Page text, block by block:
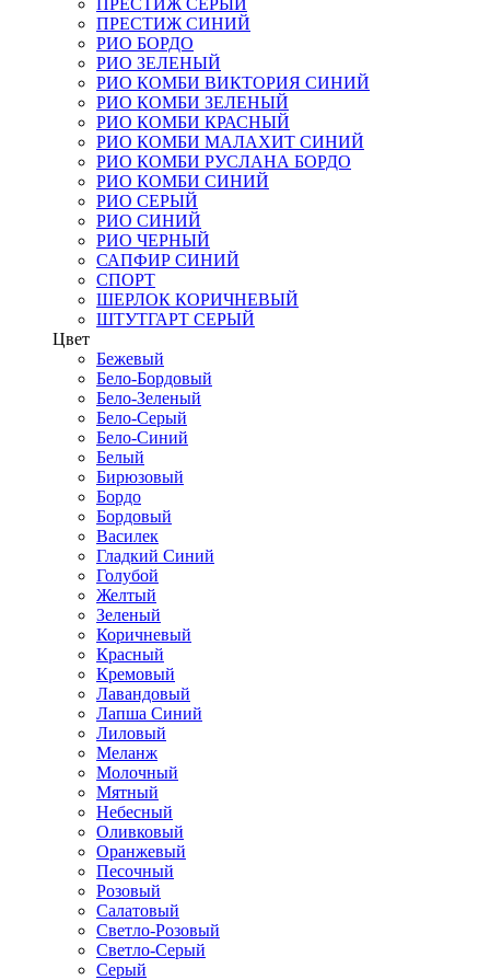
ПРЕСТИЖ СЕРЫЙ
ПРЕСТИЖ СИНИЙ
РИО БОРДО
РИО ЗЕЛЕНЫЙ
РИО КОМБИ ВИКТОРИЯ СИНИЙ
РИО КОМБИ ЗЕЛЕНЫЙ
РИО КОМБИ КРАСНЫЙ
РИО КОМБИ МАЛАХИТ СИНИЙ
РИО КОМБИ РУСЛАНА БОРДО
РИО КОМБИ СИНИЙ
РИО СЕРЫЙ
РИО СИНИЙ
РИО ЧЕРНЫЙ
САПФИР СИНИЙ
СПОРТ
ШЕРЛОК КОРИЧНЕВЫЙ
ШТУТГАРТ СЕРЫЙ
Цвет
Бежевый
Бело-Бордовый
Бело-Зеленый
Бело-Серый
Бело-Синий
Белый
Бирюзовый
Бордо
Бордовый
Василек
Гладкий Синий
Голубой
Желтый
Зеленый
Коричневый
Красный
Кремовый
Лавандовый
Лапша Синий
Лиловый
Меланж
Молочный
Мятный
Небесный
Оливковый
Оранжевый
Песочный
Розовый
Салатовый
Светло-Розовый
Светло-Серый
Серый